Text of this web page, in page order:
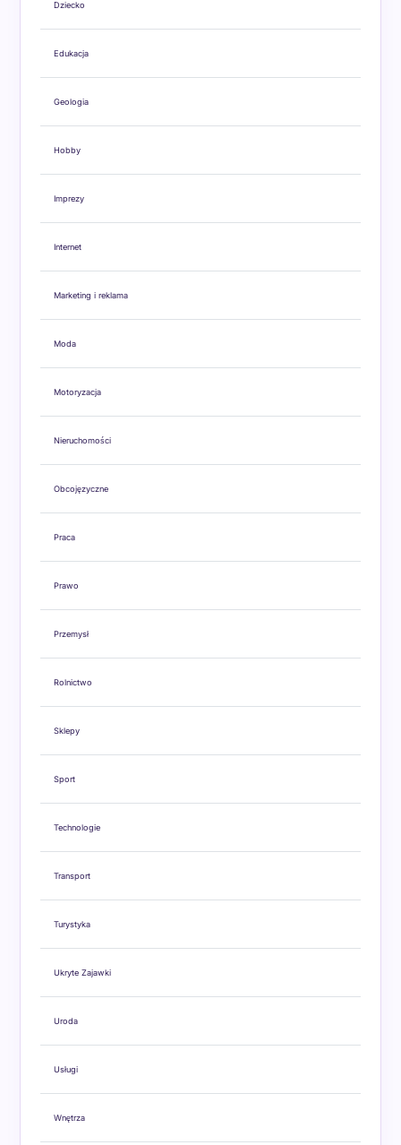
Dziecko
Edukacja
Geologia
Hobby
Imprezy
Internet
Marketing i reklama
Moda
Motoryzacja
Nieruchomości
Obcojęzyczne
Praca
Prawo
Przemysł
Rolnictwo
Sklepy
Sport
Technologie
Transport
Turystyka
Ukryte Zajawki
Uroda
Usługi
Wnętrza